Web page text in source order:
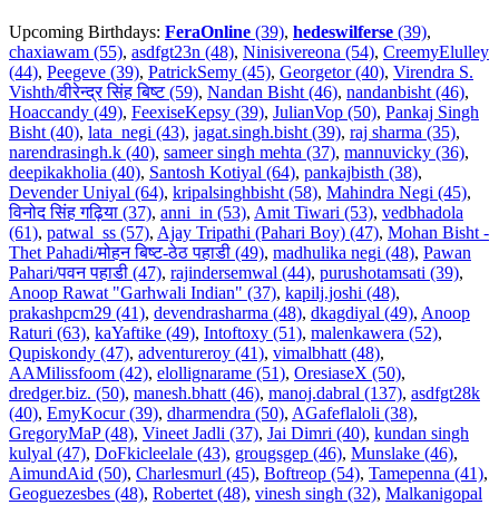
Upcoming Birthdays: FeraOnline (39), hedeswilferse (39),
chaxiawam (55), asdfgt23n (48), Ninisivereona (54), CreemyElulley
(44), Peegeve (39), PatrickSemy (45), Georgetor (40), Virendra S.
Vishth/वीरेन्द्र सिंह बिष्ट (59), Nandan Bisht (46), nandanbisht (46),
Hoaccandy (49), FeexiseKepsy (39), JulianVop (50), Pankaj Singh
Bisht (40), lata_negi (43), jagat.singh.bisht (39), raj sharma (35),
narendrasingh.k (40), sameer singh mehta (37), mannuvicky (36),
deepikakholia (40), Santosh Kotiyal (64), pankajbisth (38),
Devender Uniyal (64), kripalsinghbisht (58), Mahindra Negi (45),
विनोद सिंह गढ़िया (37), anni_in (53), Amit Tiwari (53), vedbhadola
(61), patwal_ss (57), Ajay Tripathi (Pahari Boy) (47), Mohan Bisht -
Thet Pahadi/मोहन बिष्ट-ठेठ पहाडी (49), madhulika negi (48), Pawan
Pahari/पवन पहाडी (47), rajindersemwal (44), purushotamsati (39),
Anoop Rawat "Garhwali Indian" (37), kapilj.joshi (48),
prakashpcm29 (41), devendrasharma (48), dkagdiyal (49), Anoop
Raturi (63), kaYaftike (49), Intoftoxy (51), malenkawera (52),
Qupiskondy (47), adventureroy (41), vimalbhatt (48),
AAMilissfoom (42), elollignarame (51), OresiaseX (50),
dredger.biz. (50), manesh.bhatt (46), manoj.dabral (137), asdfgt28k
(40), EmyKocur (39), dharmendra (50), AGafeflaloli (38),
GregoryMaP (48), Vineet Jadli (37), Jai Dimri (40), kundan singh
kulyal (47), DoFkicleelale (43), grougsgep (46), Munslake (46),
AimundAid (50), Charlesmurl (45), Boftreop (54), Tamepenna (41),
Geoguezesbes (48), Robertet (48), vinesh singh (32), Malkanigopal